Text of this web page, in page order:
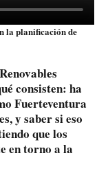
la planificación de
consisten: ha
Fuerteventura
y saber si eso
que los
en torno a la